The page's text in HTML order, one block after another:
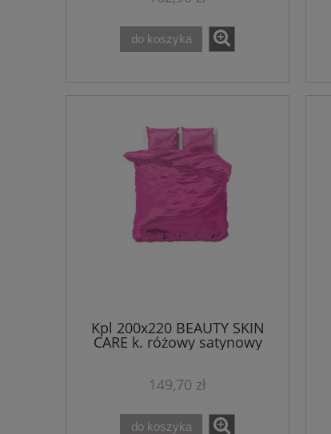
do koszyka
Kpl 200x220 BEAUTY SKIN
CARE k. różowy satynowy
mikroperkal
149,70 zł
do koszyka